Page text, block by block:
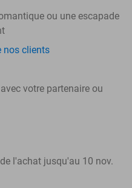
ou une escapade
nos clients
votre partenaire ou
l'achat jusqu'au 10 nov.